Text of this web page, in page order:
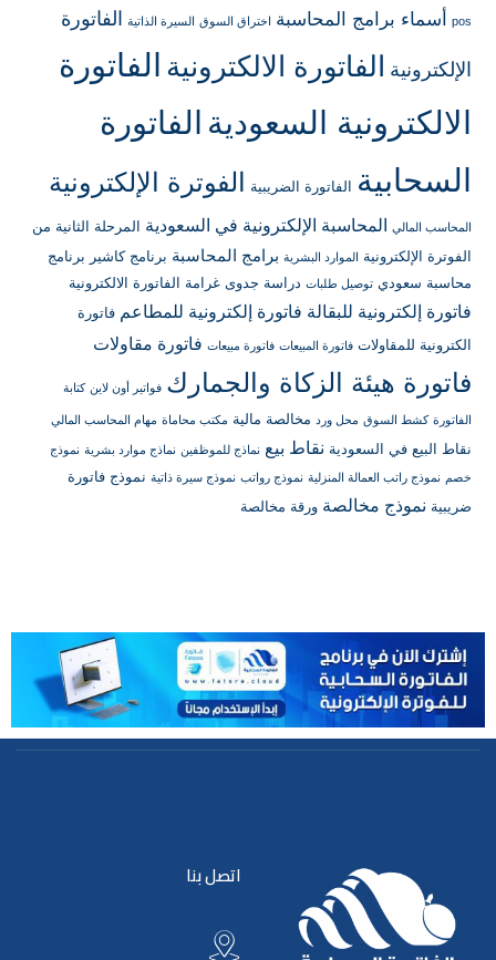
pos أسماء برامج المحاسبة اختراق السوق السيرة الذاتية الفاتورة
الإلكترونية الفاتورة الالكترونية الفاتورة
الالكترونية السعودية الفاتورة
السحابية الفاتورة الضريبية الفوترة الإلكترونية
المحاسب المالي المحاسبة الإلكترونية في السعودية المرحلة الثانية من
الفوترة الإلكترونية الموارد البشرية برامج المحاسبة برنامج كاشير برنامج
محاسبة سعودي توصيل طلبات دراسة جدوى غرامة الفاتورة الالكترونية
فاتورة إلكترونية للبقالة فاتورة إلكترونية للمطاعم فاتورة
الكترونية للمقاولات فاتورة المبيعات فاتورة مبيعات فاتورة مقاولات
فاتورة هيئة الزكاة والجمارك فواتير أون لاين كتابة
الفاتورة كشط السوق محل ورد مخالصة مالية مكتب محاماة مهام المحاسب المالي
نقاط البيع في السعودية نقاط بيع نماذج للموظفين نماذج موارد بشرية نموذج
خصم نموذج راتب العمالة المنزلية نموذج رواتب نموذج سيرة ذاتية نموذج فاتورة
ضريبية نموذج مخالصة ورقة مخالصة
اتصل بنا